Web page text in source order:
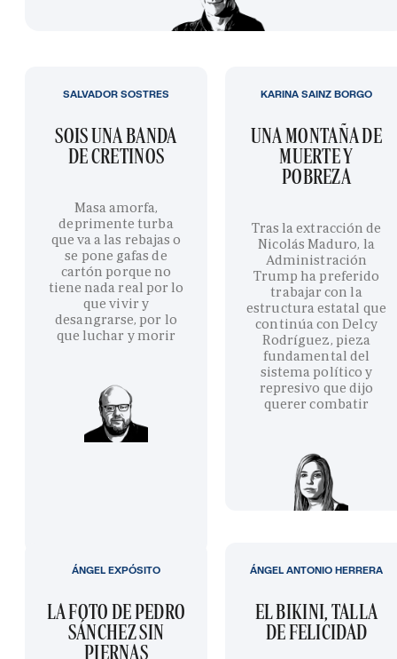
SOIS UNA BANDA
DE CRETINOS
Masa amorfa,
deprimente turba
que va a las rebajas o
se pone gafas de
cartón porque no
tiene nada real por lo
que vivir y
desangrarse, por lo
que luchar y morir
SALVADOR SOSTRES
UNA MONTAÑA DE
MUERTE Y
POBREZA
Tras la extracción de
Nicolás Maduro, la
Administración
Trump ha preferido
trabajar con la
estructura estatal que
continúa con Delcy
Rodríguez, pieza
fundamental del
sistema político y
represivo que dijo
querer combatir
KARINA SAINZ BORGO
LA FOTO DE PEDRO
SÁNCHEZ SIN
PIERNAS
ÁNGEL EXPÓSITO
EL BIKINI, TALLA
DE FELICIDAD
ÁNGEL ANTONIO HERRERA